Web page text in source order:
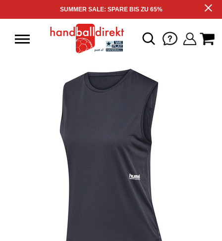
SUMMER SALE: SPARE BIS ZU 65%